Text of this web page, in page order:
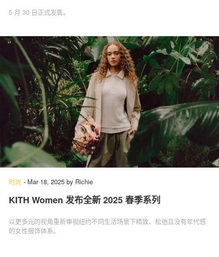
5 月 30 日正式发售。
时尚 - Mar 18, 2025 by Richie
KITH Women 发布全新 2025 春季系列
以更多元的视角重新审视纽约不同生活场景下精致、松弛且没有年代感
的女性服饰体系。